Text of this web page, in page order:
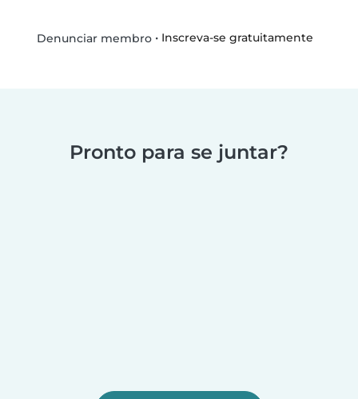
Denunciar membro• Inscreva-se gratuitamente
Pronto para se juntar?